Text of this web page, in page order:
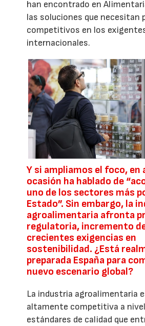
han encontrado en
las soluciones que necesitan
competitivos en los
internacionales.
Y si ampliamos el foco, en
ocasión ha hablado de
uno de los sectores más
Estado”. Sin embargo, la
agroalimentaria afronta
regulatoria, incremento
crecientes exigencias en
sostenibilidad. ¿Está
preparada España para
nuevo escenario global?
La industria agroalimentaria
altamente competitiva a
estándares de calidad que